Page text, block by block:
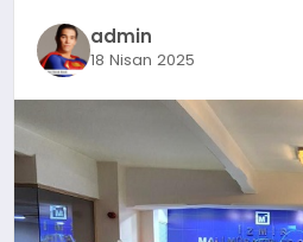
TEKNOLOJİ
SAĞLIK
MAGAZİN
admin
18 Nisan 2025